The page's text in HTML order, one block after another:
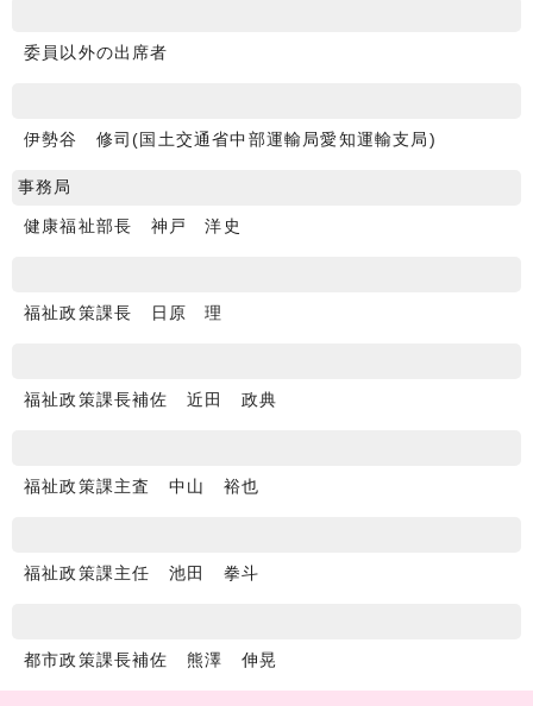
委員以外の出席者
伊勢谷 修司(国土交通省中部運輸局愛知運輸支局)
事務局
健康福祉部長 神戸 洋史
福祉政策課長 日原 理
福祉政策課長補佐 近田 政典
福祉政策課主査 中山 裕也
福祉政策課主任 池田 拳斗
都市政策課長補佐 熊澤 伸晃